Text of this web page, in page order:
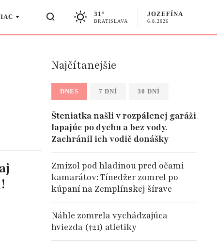
31°
BRATISLAVA
JOZEFÍNA
6.8.2026
Najčítanejšie
DNES 7 DNÍ 30 DNÍ
Šteniatka našli v rozpálenej garáži
lapajúc po dychu a bez vody.
Zachránil ich vodič donášky
Zmizol pod hladinou pred očami
kamarátov: Tínedžer zomrel po
kúpaní na Zemplínskej šírave
Náhle zomrela vychádzajúca
hviezda (†21) atletiky